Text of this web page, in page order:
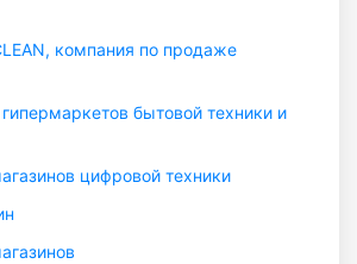
компания по продаже
гипермаркетов бытовой техники и
цифровой техники